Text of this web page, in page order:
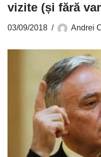
vizite (și fără
03/09/2018 Andrei